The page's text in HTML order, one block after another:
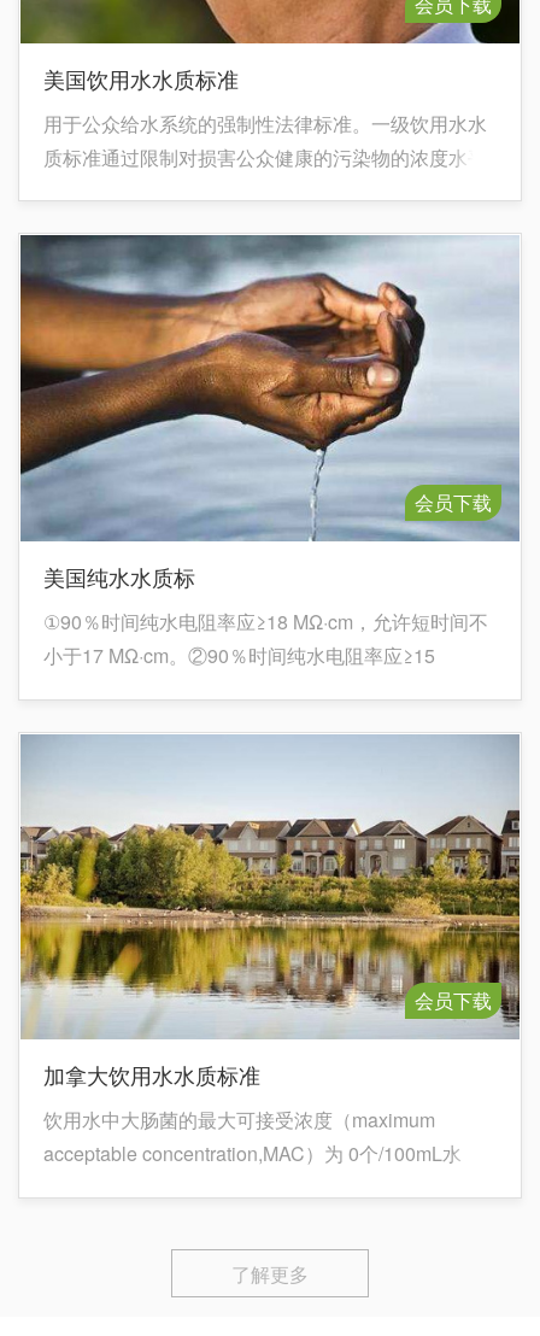
美国饮用水水质标准
用于公众给水系统的强制性法律标准。一级饮用水水
质标准通过限制对损害公众健康的污染物的浓度水平
饮用水水源的水质指标、水质分级、标准限值、水质
检验以及标准的监督执行。 本标准适用于城乡集
中式生活饮用水的水源水质（包括各单位自备生活饮
用水的水源）。分散式生活饮用水水源的水质，亦应
参照使用。
会员下载
美国纯水水质标
①90％时间纯水电阻率应≥18 MΩ·cm，允许短时间不
小于17 MΩ·cm。②90％时间纯水电阻率应≥15
会员下载
加拿大饮用水水质标准
饮用水中大肠菌的最大可接受浓度（maximum
acceptable concentration,MAC）为 0个/100mL水
是达到大肠杆菌的MAC标准：
了解更多